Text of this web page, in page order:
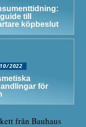
till
köpbeslut
2022
för
från Bauhaus